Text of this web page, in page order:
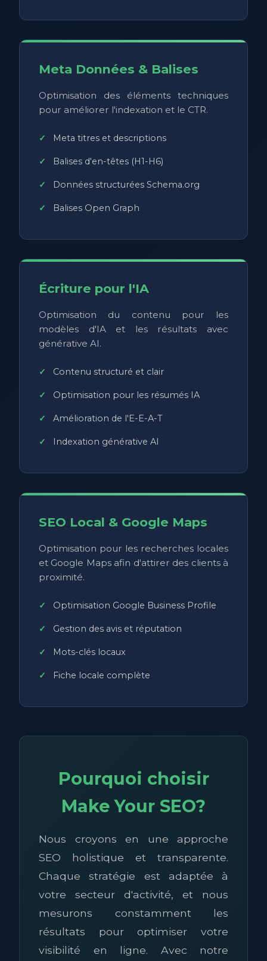
Meta Données & Balises
Optimisation des éléments techniques
pour améliorer l'indexation et le CTR.
Meta titres et descriptions
Balises d'en-têtes (H1-H6)
Données structurées Schema.org
Balises Open Graph
Écriture pour l'IA
Optimisation du contenu pour les
modèles d'IA et les résultats avec
générative AI.
Contenu structuré et clair
Optimisation pour les résumés IA
Amélioration de l'E-E-A-T
Indexation générative AI
SEO Local & Google Maps
Optimisation pour les recherches locales
et Google Maps afin d'attirer des clients à
proximité.
Optimisation Google Business Profile
Gestion des avis et réputation
Mots-clés locaux
Fiche locale complète
Pourquoi choisir
Make Your SEO?
Nous croyons en une approche
SEO holistique et transparente.
Chaque stratégie est adaptée à
votre secteur d'activité, et nous
mesurons constamment les
résultats pour optimiser votre
visibilité en ligne. Avec notre